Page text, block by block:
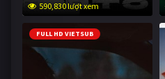
590,830 lượt xem
FULL HD VIETSUB